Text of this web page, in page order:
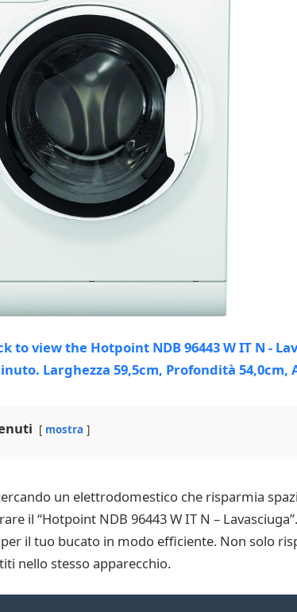
mostra
un elettrodomestico che risparmia
il “Hotpoint NDB 96443 W IT N –
il tuo bucato in modo efficiente. Non solo
nello stesso apparecchio.